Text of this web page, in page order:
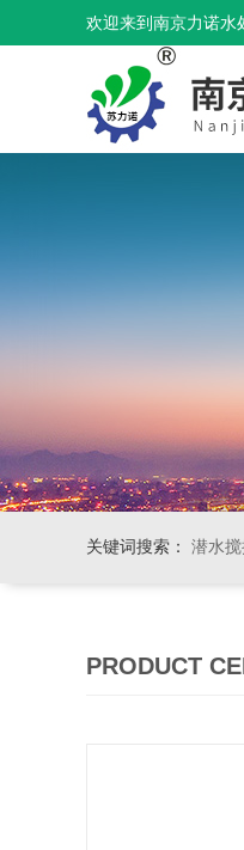
欢迎来到南京力诺水
关键词搜索： 潜水搅
PRODUCT